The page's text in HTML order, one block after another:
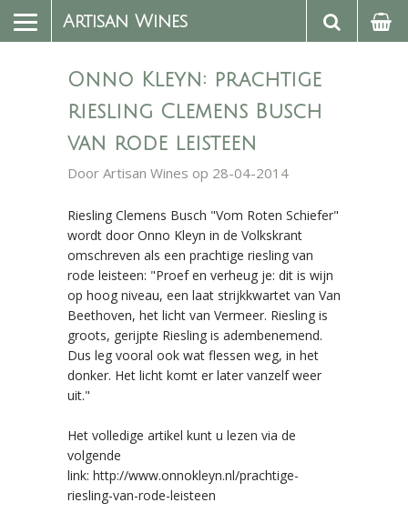
Artisan Wines
Onno Kleyn: prachtige
riesling Clemens Busch
van rode leisteen
Door Artisan Wines op 28-04-2014
Riesling Clemens Busch "Vom Roten Schiefer"
wordt door Onno Kleyn in de Volkskrant
omschreven als een prachtige riesling van
rode leisteen: "Proef en verheug je: dit is wijn
op hoog niveau, een laat strijkkwartet van Van
Beethoven, het licht van Vermeer. Riesling is
groots, gerijpte Riesling is adembenemend.
Dus leg vooral ook wat flessen weg, in het
donker. Het licht komt er later vanzelf weer
uit."
Het volledige artikel kunt u lezen via de
volgende
link: http://www.onnokleyn.nl/prachtige-
riesling-van-rode-leisteen